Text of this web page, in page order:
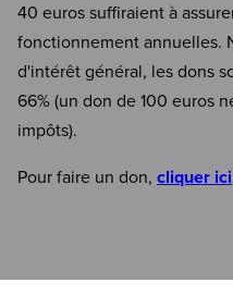
40 euros suffiraient à
fonctionnement annuelles.
d'intérêt général, les dons
66% (un don de 100 euros
impôts).
Pour faire un don, cliquer ici